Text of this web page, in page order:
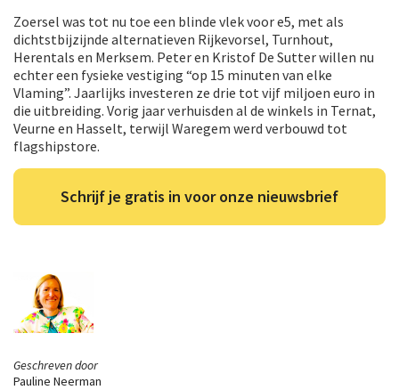
Geschreven door
Pauline Neerman
Zoersel was tot nu toe een blinde vlek voor e5, met als
dichtstbijzijnde alternatieven Rijkevorsel, Turnhout,
Herentals en Merksem. Peter en Kristof De Sutter willen nu
echter een fysieke vestiging “op 15 minuten van elke
Vlaming”. Jaarlijks investeren ze drie tot vijf miljoen euro in
die uitbreiding. Vorig jaar verhuisden al de winkels in Ternat,
Veurne en Hasselt, terwijl Waregem werd verbouwd tot
flagshipstore.
Schrijf je gratis in voor onze nieuwsbrief